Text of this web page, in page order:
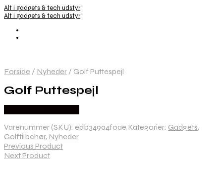
Alt i gadgets & tech udstyr
Alt i gadgets & tech udstyr
Forside / Nyheder / Golf Puttespejl
Golf Puttespejl
Varenummer (SKU): edb349a4f0ae Kategorier: Gadgets,
Golftilbehør, Nyheder
Previous Product
Next Product